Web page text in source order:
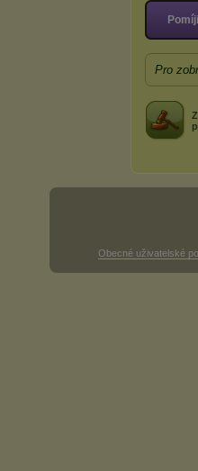
Pro
Obecné uživatelské